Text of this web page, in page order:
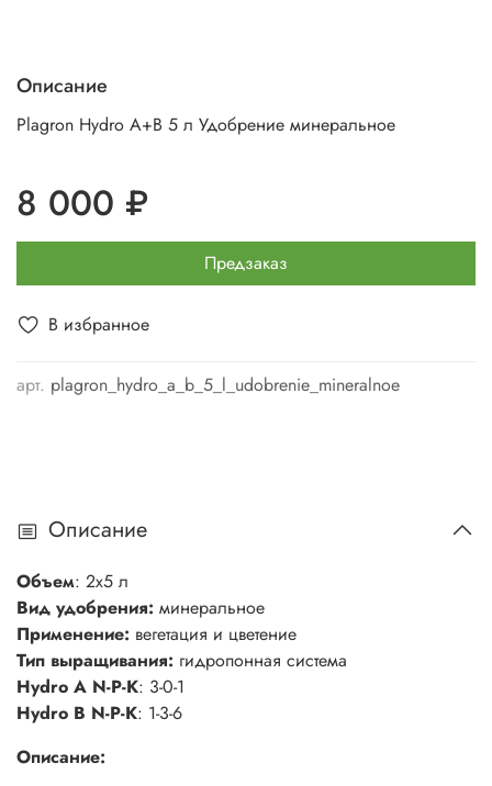
В избранное
арт. plagron_hydro_a_b_5_l_udobrenie_mineralnoe
Описание
Plagron Hydro A+B 5 л Удобрение минеральное
8 000 ₽
Предзаказ
Описание
Объем: 2х5 л
Вид удобрения: минеральное
Применение: вегетация и цветение
Тип выращивания: гидропонная система
Hydro A N-P-K: 3-0-1
Hydro B N-P-K: 1-3-6
Описание: